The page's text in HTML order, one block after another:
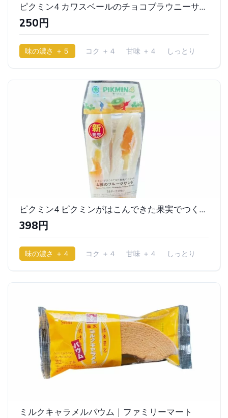
ピクミン4 カワスベールのチョコブラウニーサンド（バナナクリーム）｜ファミリーマート
250円
味の濃さ ＋５ コク ＋４ 甘味 ＋４ しっとり
ピクミン4 ピクミンがはこんできた果実でつくった4種のフルーツサンド｜ファミリーマート
398円
味の濃さ ＋４ コク ＋４ 甘味 ＋４ しっとり
ミルクキャラメルバウム｜ファミリーマート